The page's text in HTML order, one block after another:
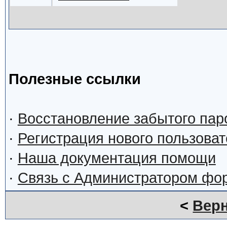
Полезные ссылки
· Восстановление забытого
· Регистрация нового
· Наша документация помощи
· Связь с Администратором
<